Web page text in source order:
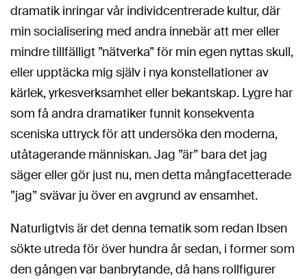
dramatik inringar vår individcentrerade kultur, där
min socialisering med andra innebär att mer eller
mindre tillfälligt ”nätverka” för min egen nyttas skull,
eller upptäcka mig själv i nya konstellationer av
kärlek, yrkesverksamhet eller bekantskap. Lygre har
som få andra dramatiker funnit konsekventa
sceniska uttryck för att undersöka den moderna,
utåtagerande människan. Jag ”är” bara det jag
säger eller gör just nu, men detta mångfacetterade
”jag” svävar ju över en avgrund av ensamhet.
Naturligtvis är det denna tematik som redan Ibsen
sökte utreda för över hundra år sedan, i former som
den gången var banbrytande, då hans rollfigurer